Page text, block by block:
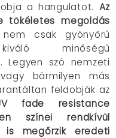
a hangulatot. Az
tökéletes megoldás
csak gyönyörű
minőségű
Legyen szó nemzeti
bármilyen más
feldobják az
fade resistance
színei rendkívül
megőrzik eredeti